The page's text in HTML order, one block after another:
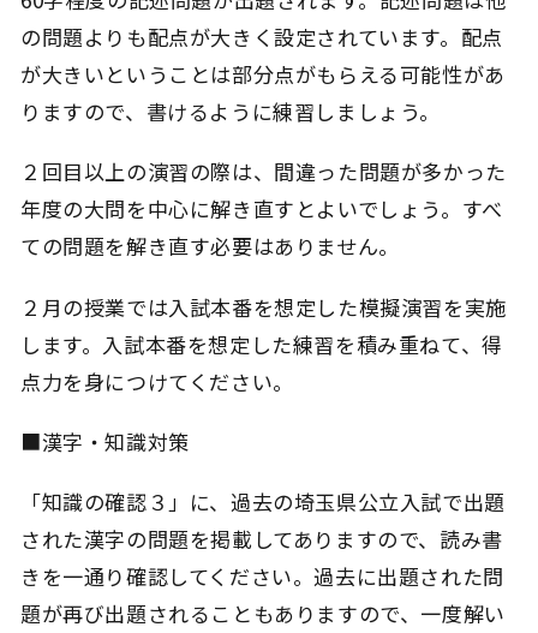
の問題よりも配点が大きく設定されています。配点
が大きいということは部分点がもらえる可能性があ
りますので、書けるように練習しましょう。
２回目以上の演習の際は、間違った問題が多かった
年度の大問を中心に解き直すとよいでしょう。すべ
ての問題を解き直す必要はありません。
２月の授業では入試本番を想定した模擬演習を実施
します。入試本番を想定した練習を積み重ねて、得
点力を身につけてください。
■漢字・知識対策
「知識の確認３」に、過去の埼玉県公立入試で出題
された漢字の問題を掲載してありますので、読み書
きを一通り確認してください。過去に出題された問
題が再び出題されることもありますので、一度解い